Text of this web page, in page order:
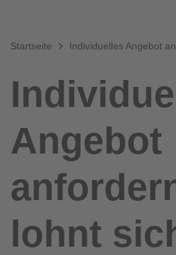
Startseite Individuelles Angebot
Angebot
lohnt